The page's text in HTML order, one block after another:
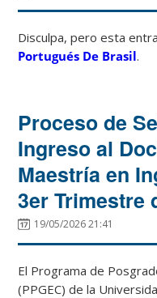
Disculpa, pero esta
Portugués De Brasil.
Proceso de
Ingreso al
Maestría en
3er Trimestre
19/05/2026 21:41
El Programa de
(PPGEC) de la